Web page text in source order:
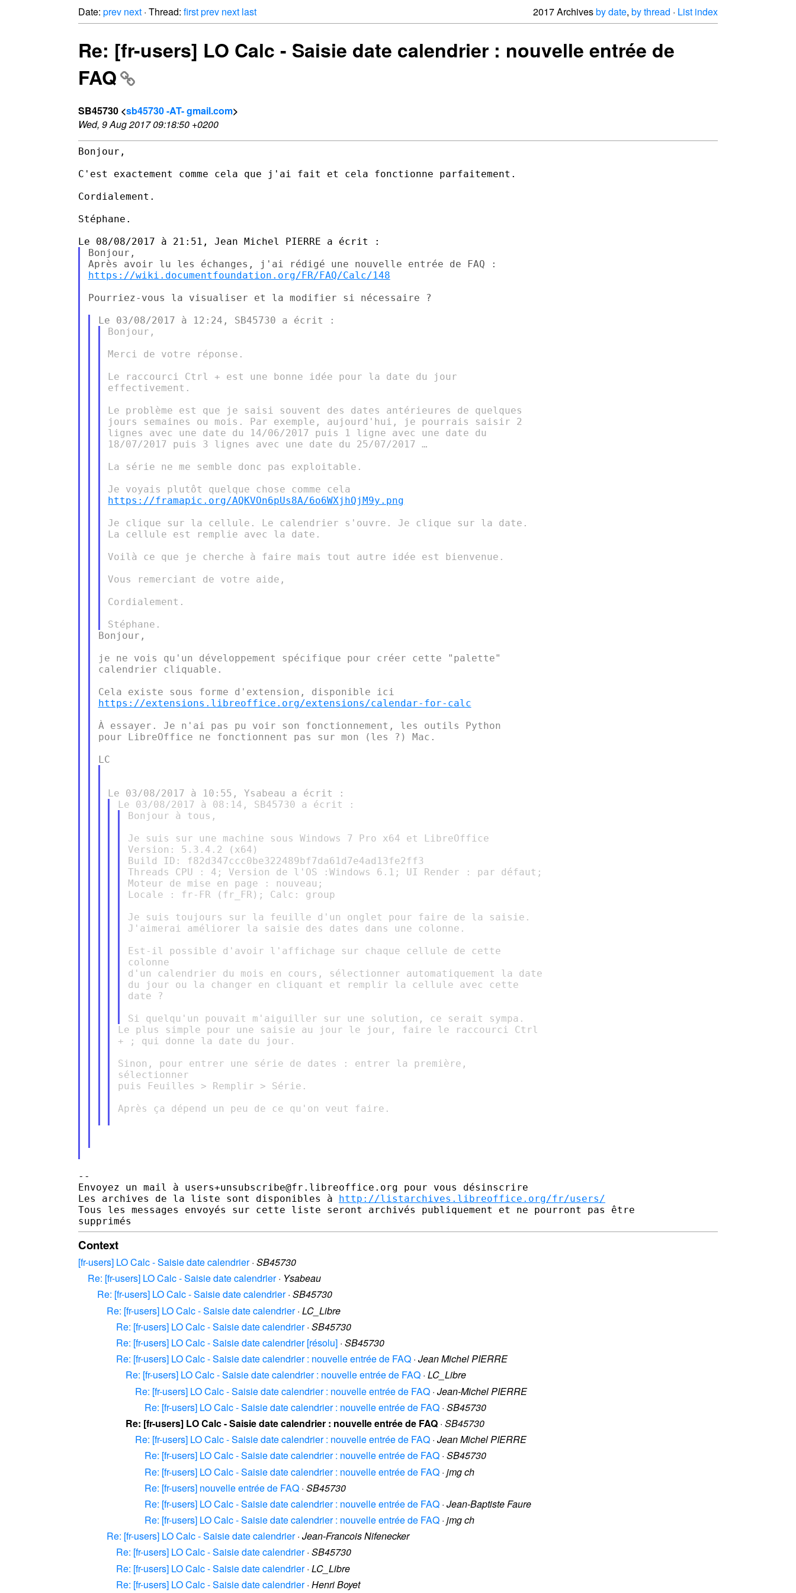
Date: prev next · Thread: firstprev next last 2017 Archivesby date, by thread · List index
Re: [fr-users] LO Calc - Saisie date calendrier : nouvelle entrée de
FAQ
SB45730 <sb45730 -AT- gmail.com>
Wed, 9 Aug 2017 09:18:50 +0200
Bonjour,
C'est exactement comme cela que j'ai fait et cela fonctionne parfaitement.
Cordialement.
Stéphane.
Bonjour,
https://wiki.documentfoundation.org/FR/FAQ/Calc/148
Pourriez-vous la visualiser et la modifier si nécessaire ?
Bonjour,
Merci de votre réponse.
Le raccourci Ctrl + est une bonne idée pour la date du jour
effectivement.
Le problème est que je saisi souvent des dates antérieures de quelques
jours semaines ou mois. Par exemple, aujourd'hui, je pourrais saisir 2
lignes avec une date du 14/06/2017 puis 1 ligne avec une date du
18/07/2017 puis 3 lignes avec une date du 25/07/2017 …
La série ne me semble donc pas exploitable.
https://framapic.org/AQKVOn6pUs8A/6o6WXjhQjM9y.png
Je clique sur la cellule. Le calendrier s'ouvre. Je clique sur la date.
La cellule est remplie avec la date.
Voilà ce que je cherche à faire mais tout autre idée est bienvenue.
Vous remerciant de votre aide,
Cordialement.
Bonjour,
je ne vois qu'un développement spécifique pour créer cette "palette"
calendrier cliquable.
https://extensions.libreoffice.org/extensions/calendar-for-calc
À essayer. Je n'ai pas pu voir son fonctionnement, les outils Python
pour LibreOffice ne fonctionnent pas sur mon (les ?) Mac.
Bonjour à tous,
Je suis sur une machine sous Windows 7 Pro x64 et LibreOffice
Version: 5.3.4.2 (x64)
Build ID: f82d347ccc0be322489bf7da61d7e4ad13fe2ff3
Threads CPU : 4; Version de l'OS :Windows 6.1; UI Render : par défaut;
Moteur de mise en page : nouveau;
Locale : fr-FR (fr_FR); Calc: group
Je suis toujours sur la feuille d'un onglet pour faire de la saisie.
J'aimerai améliorer la saisie des dates dans une colonne.
Est-il possible d'avoir l'affichage sur chaque cellule de cette
colonne
d'un calendrier du mois en cours, sélectionner automatiquement la date
du jour ou la changer en cliquant et remplir la cellule avec cette
date ?
Le plus simple pour une saisie au jour le jour, faire le raccourci Ctrl
+ ; qui donne la date du jour.
Sinon, pour entrer une série de dates : entrer la première,
sélectionner
puis Feuilles > Remplir > Série.
Après ça dépend un peu de ce qu'on veut faire.
--
Envoyez un mail à users+unsubscribe@fr.libreoffice.org pour vous désinscrire
Les archives de la liste sont disponibles à http://listarchives.libreoffice.org/fr/users/
Tous les messages envoyés sur cette liste seront archivés publiquement et ne pourront pas être
Context
[fr-users] LO Calc - Saisie date calendrier· SB45730
Re: [fr-users] LO Calc - Saisie date calendrier· Ysabeau
Re: [fr-users] LO Calc - Saisie date calendrier· SB45730
Re: [fr-users] LO Calc - Saisie date calendrier· LC_Libre
Re: [fr-users] LO Calc - Saisie date calendrier· SB45730
Re: [fr-users] LO Calc - Saisie date calendrier [résolu] · SB45730
Re: [fr-users] LO Calc - Saisie date calendrier : nouvelle entrée de FAQ · Jean Michel PIERRE
Re: [fr-users] LO Calc - Saisie date calendrier : nouvelle entrée de FAQ · LC_Libre
Re: [fr-users] LO Calc - Saisie date calendrier : nouvelle entrée de FAQ · Jean-Michel PIERRE
Re: [fr-users] LO Calc - Saisie date calendrier : nouvelle entrée de FAQ · SB45730
Re: [fr-users] LO Calc - Saisie date calendrier : nouvelle entrée de FAQ · SB45730
Re: [fr-users] LO Calc - Saisie date calendrier : nouvelle entrée de FAQ · Jean Michel PIERRE
Re: [fr-users] LO Calc - Saisie date calendrier : nouvelle entrée de FAQ · SB45730
Re: [fr-users] LO Calc - Saisie date calendrier : nouvelle entrée de FAQ · jmg ch
Re: [fr-users] nouvelle entrée de FAQ · SB45730
Re: [fr-users] LO Calc - Saisie date calendrier : nouvelle entrée de FAQ · Jean-Baptiste Faure
Re: [fr-users] LO Calc - Saisie date calendrier : nouvelle entrée de FAQ · jmg ch
Re: [fr-users] LO Calc - Saisie date calendrier· Jean-Francois Nifenecker
Re: [fr-users] LO Calc - Saisie date calendrier· SB45730
Re: [fr-users] LO Calc - Saisie date calendrier· LC_Libre
Re: [fr-users] LO Calc - Saisie date calendrier· Henri Boyet